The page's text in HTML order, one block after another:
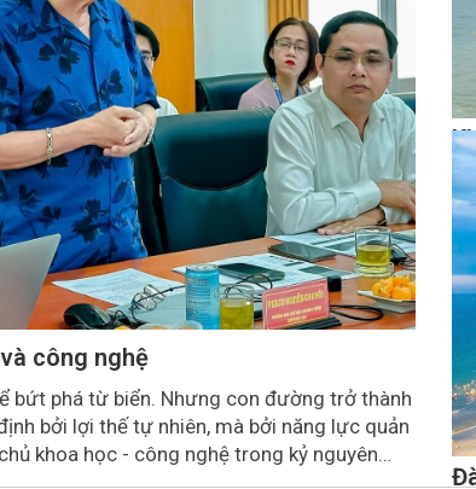
công nghệ
bứt phá từ biển. Nhưng con đường trở thành
bởi lợi thế tự nhiên, mà bởi năng lực quản
khoa học - công nghệ trong kỷ nguyên